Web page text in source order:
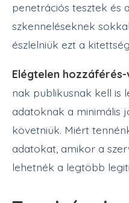
penetrációs tesztek és
szkenneléseknek
észlelniük ezt a
Elégtelen
nak publikusnak kell is
adatoknak a minimális
követniük. Miért
adatokat, amikor a
lehetnék a legtöbb